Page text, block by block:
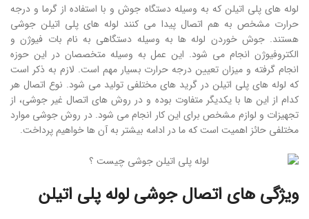
لوله های پلی اتیلن که به وسیله دستگاه جوش و با استفاده از گرما و درجه
حرارت مشخص به هم اتصال پیدا می کنند لوله های پلی اتیلن جوشی
هستند. جوش خوردن لوله ها به وسیله دستگاهی به نام بات فیوژن و
الکتروفیوژن انجام می شود. این عمل به وسیله متخصصان در این حوزه
انجام گرفته و میزان تعیین درجه حرارت بسیار مهم است. لازم به ذکر است
که لوله های پلی اتیلن در گرید های مختلفی تولید می شود. نوع اتصال هر
کدام از این ها با یکدیگر متفاوت بوده و در روش های اتصال غیر جوشی، از
تجهیزات و لوازم مشخص برای این کار انجام می شود. در روش جوشی موارد
مختلفی حائز اهمیت است که ما در ادامه بیشتر به آن ها خواهیم پرداخت.
ویژگی های اتصال جوشی لوله پلی اتیلن